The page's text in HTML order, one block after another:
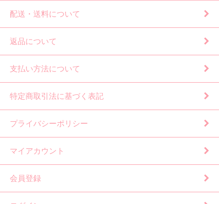
配送・送料について
返品について
支払い方法について
特定商取引法に基づく表記
プライバシーポリシー
マイアカウント
会員登録